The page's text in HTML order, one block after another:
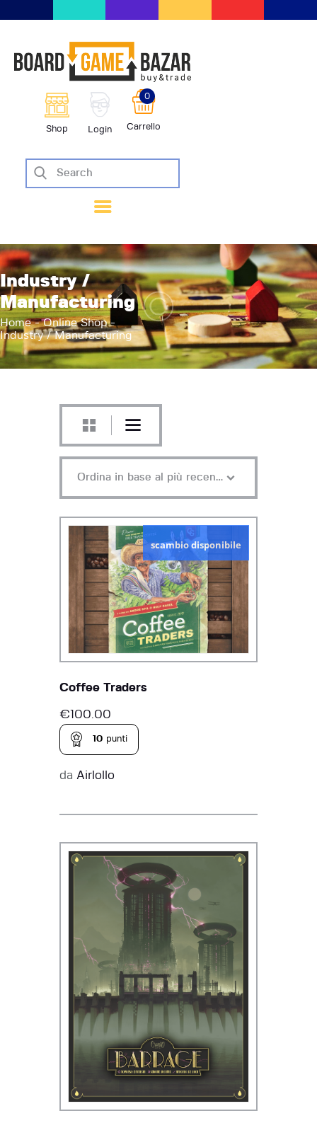
Shop Login Carrello
0
Industry /
Manufacturing
Home
Online Shop
Industry / Manufacturing
giochi da tavolo
BoardGameBazar
HOME
SHOP
SCAMBIA
AIUTO
BLOG-NEWS
EVENTI
scambio disponibile
Coffee Traders
€100.00
10 punti
da Airlollo